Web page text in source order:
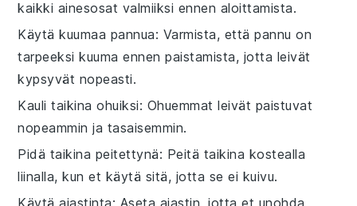
kaikki ainesosat valmiiksi ennen aloittamista.
Käytä kuumaa pannua: Varmista, ettäpannu on
tarpeeksi kuuma ennenpaistamista, jotta leivät
kypsyvät nopeasti.
Kauli taikina ohuiksi: Ohuemmatleivät paistuvat
nopeammin ja tasaisemmin.
Pidä taikina peitettynä: Peitä taikina kostealla
liinalla, kun et käytä sitä, jotta se ei kuivu.
Käytä ajastinta: Aseta ajastin, jotta et unohda